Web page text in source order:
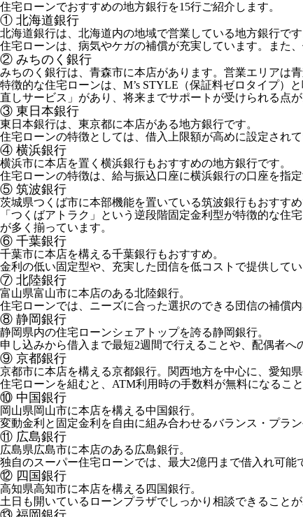
住宅ローンでおすすめの地方銀行を15行ご紹介します。
① 北海道銀行
北海道銀行は、北海道内の地域で営業している地方銀行です
住宅ローンは、病気やケガの補償が充実しています。また
② みちのく銀行
みちのく銀行は、青森市に本店があります。営業エリアは
特徴的な住宅ローンは、M’s STYLE（保証料ゼロタイプ）
直しサービス」があり、将来までサポートが受けられる点が
③ 東日本銀行
東日本銀行は、東京都に本店がある地方銀行です。
住宅ローンの特徴としては、借入上限額が高めに設定され
④ 横浜銀行
横浜市に本店を置く横浜銀行もおすすめの地方銀行です。
住宅ローンの特徴は、給与振込口座に横浜銀行の口座を指
⑤ 筑波銀行
茨城県つくば市に本部機能を置いている筑波銀行もおすすめ
「つくばアトラク」という逆段階固定金利型が特徴的な
が多く揃っています。
⑥ 千葉銀行
千葉市に本店を構える千葉銀行もおすすめ。
金利の低い固定型や、充実した団信を低コストで提供して
⑦ 北陸銀行
富山県富山市に本店のある北陸銀行。
住宅ローンでは、ニーズに合った選択のできる団信の補償
⑧ 静岡銀行
静岡県内の住宅ローンシェアトップを誇る静岡銀行。
申し込みから借入まで最短2週間で行えることや、配偶者へ
⑨ 京都銀行
京都市に本店を構える京都銀行。関西地方を中心に、愛知
住宅ローンを組むと、ATM利用時の手数料が無料になるこ
⑩ 中国銀行
岡山県岡山市に本店を構える中国銀行。
変動金利と固定金利を自由に組み合わせるバランス・プラ
⑪ 広島銀行
広島県広島市に本店のある広島銀行。
独自のスーパー住宅ローンでは、最大2億円まで借入れ可
⑫ 四国銀行
高知県高知市に本店を構える四国銀行。
土日も開いているローンプラザでしっかり相談できること